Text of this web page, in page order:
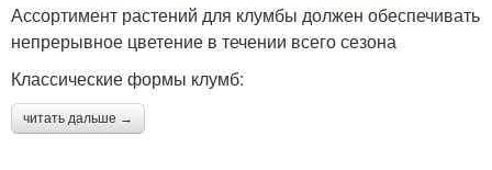
Ассортимент растений для клумбы должен обеспечивать
непрерывное цветение в течении всего сезона
Классические формы клумб:
читать дальше →